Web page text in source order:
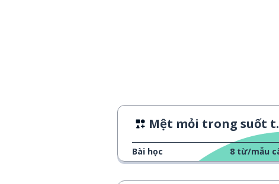
Mệt mỏi trong suốt tuần
Bài học 8 từ/mẫu